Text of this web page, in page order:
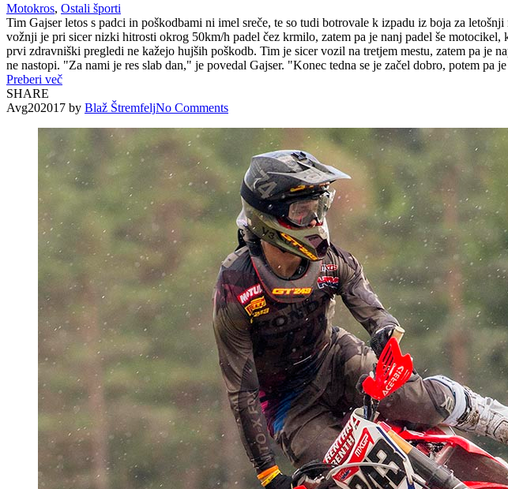
Motokros, Ostali športi
Tim Gajser letos s padci in poškodbami ni imel sreče, te so tudi botrovale k izpadu iz boja za
vožnji je pri sicer nizki hitrosti okrog 50km/h padel čez krmilo, zatem pa je nanj padel še
prvi zdravniški pregledi ne kažejo hujših poškodb. Tim je sicer vozil na tretjem mestu, zatem pa
ne nastopi. "Za nami je res slab dan," je povedal Gajser. "Konec tedna se je začel dobro, potem pa
Preberi več
SHARE
Avg202017 by Blaž ŠtremfeljNo Comments